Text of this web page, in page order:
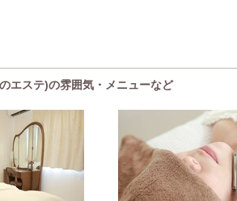
エステ)の雰囲気・メニューなど